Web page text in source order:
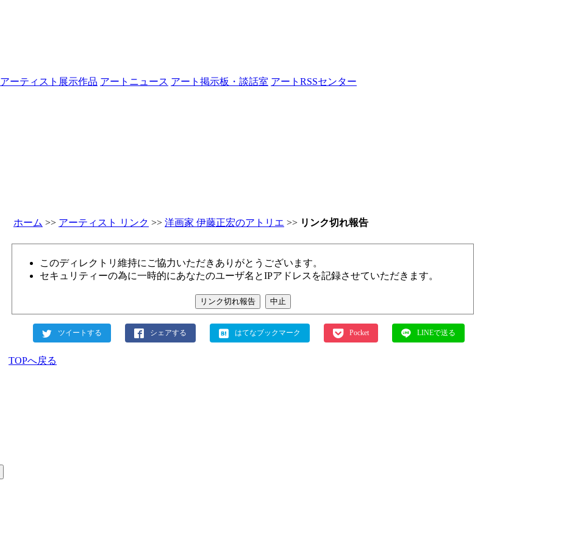
アーティスト展示作品 アートニュース アート掲示板・談話室 アートRSSセンター
ホーム >> アーティスト リンク >> 洋画家 伊藤正宏のアトリエ >> リンク切れ報告
このディレクトリ維持にご協力いただきありがとうございます。
セキュリティーの為に一時的にあなたのユーザ名とIPアドレスを記録させていただきます。
ツイートする シェアする はてなブックマーク Pocket LINEで送る
TOPへ戻る